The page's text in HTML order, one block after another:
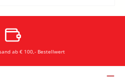
ab € 100,- Bestellwert